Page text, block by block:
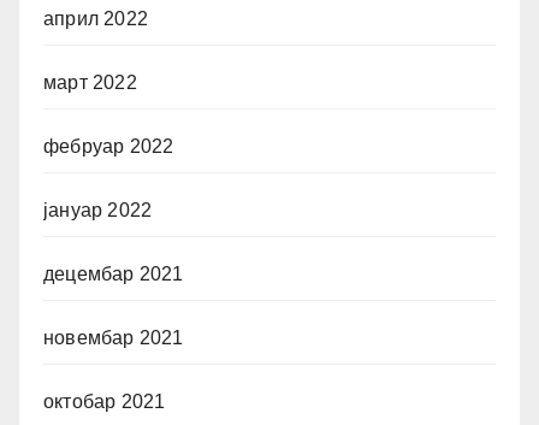
април 2022
март 2022
фебруар 2022
јануар 2022
децембар 2021
новембар 2021
октобар 2021